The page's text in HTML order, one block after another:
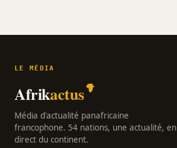
LE MÉDIA
Afrikactus
Média d'actualité panafricaine
francophone. 54 nations, une actualité, en
direct du continent.